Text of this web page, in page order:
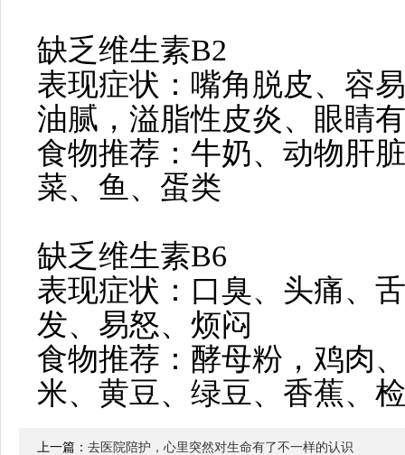
缺乏维生素B2
表现症状：嘴角脱皮、容
油腻，溢脂性皮炎、眼睛
食物推荐：牛奶、动物肝
菜、鱼、蛋类
缺乏维生素B6
表现症状：口臭、头痛、
发、易怒、烦闷
食物推荐：酵母粉，鸡肉
米、黄豆、绿豆、香蕉、
上一篇： 去医院陪护，心里突然对生命有了不一样的认识